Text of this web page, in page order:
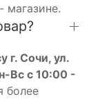
магазине.
г. Сочи, ул.
Вс с 10:00 -
более